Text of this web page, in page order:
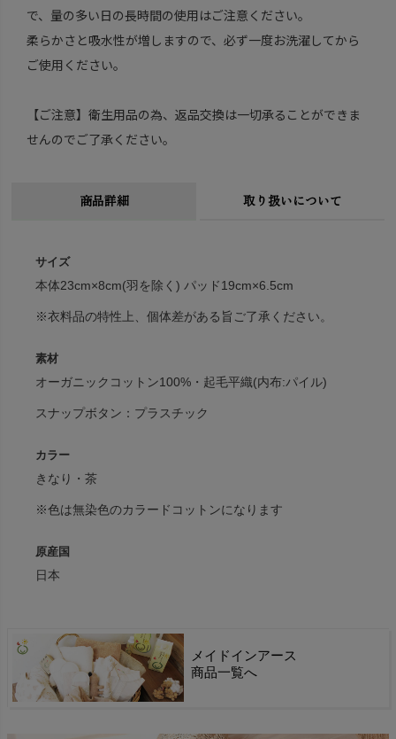
で、量の多い日の長時間の使用はご注意ください。
柔らかさと吸水性が増しますので、必ず一度お洗濯してから
ご使用ください。
【ご注意】衛生用品の為、返品交換は一切承ることができま
せんのでご了承ください。
商品詳細 取り扱いについて
サイズ
本体23cm×8cm(羽を除く) パッド19cm×6.5cm
※衣料品の特性上、個体差がある旨ご了承ください。
素材
オーガニックコットン100%・起毛平織(内布:パイル)
スナップボタン：プラスチック
カラー
きなり・茶
※色は無染色のカラードコットンになります
原産国
日本
メイドインアース
商品一覧へ